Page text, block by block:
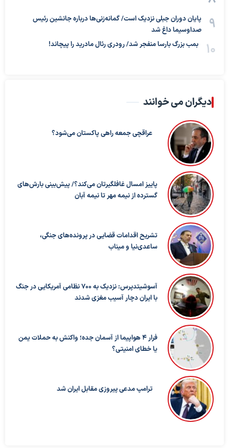
پایان دوران جبلی نزدیک است/ گمانه‌زنی‌ها درباره جانشین رئیس
صداوسیما داغ شد
بمب بزرگ بارسا منفجر شد/ رودری رئال مادرید را پیچاند!
دیگران می خوانند
عراقچی جمعه راهی پاکستان می‌شود؟
پاییز امسال غافلگیرتان می‌کند؟/ پیش‌بینی بارش‌های
گسترده از نیمه مهر تا نیمه آبان
تشریح اقدامات قضایی در پرونده‌های جنگی،
ساعدی‌نیا و میناب
آسوشیتدپرس: نزدیک به ۷۰۰ نظامی آمریکایی در جنگ
با ایران دچار آسیب مغزی شدند
فرار ۴ هواپیما از آسمان جده؛ واکنش به حملات یمن
یا خطای امنیتی؟
ترامپ مدعی پیروزی مقابل ایران شد